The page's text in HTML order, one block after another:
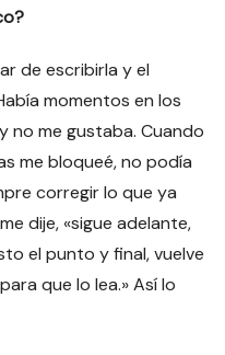
de escribirla y el
momentos en los
no me gustaba. Cuando
me bloqueé, no podía
corregir lo que ya
dije, «sigue adelante,
el punto y final, vuelve
que lo lea.» Así lo